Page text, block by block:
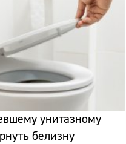
унитазному
белизну